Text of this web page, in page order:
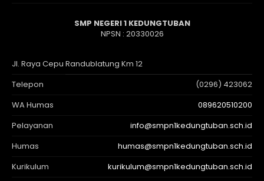
SMP NEGERI 1 KEDUNGTUBAN
NPSN : 20330026
Jl. Raya Cepu Randublatung Km 12
Telepon
(0296) 423062
WA Humas
089620510200
Pelayanan
info@smpn1kedungtuban.sch.id
Humas
humas@smpn1kedungtuban.sch.id
Kurikulum
kurikulum@smpn1kedungtuban.sch.id